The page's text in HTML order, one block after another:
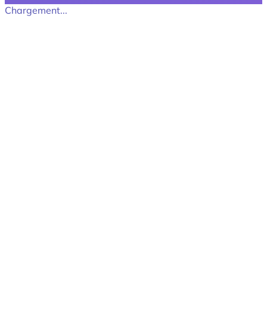
Chargement...